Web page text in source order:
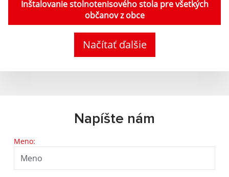
Inštalovanie stolnotenisového stola pre všetkých
občanov z obce
Načítať ďalšie
Napíšte nám
Meno: